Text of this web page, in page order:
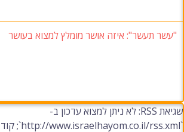
"עשר תעשר": איזה אושר מומלץ למצוא בעושר
שגיאת RSS: לא ניתן למצוא עדכון ב-